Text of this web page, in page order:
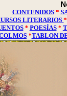
CONTENIDOS*
LITERARIOS
* POESÍAS*
*TABLON